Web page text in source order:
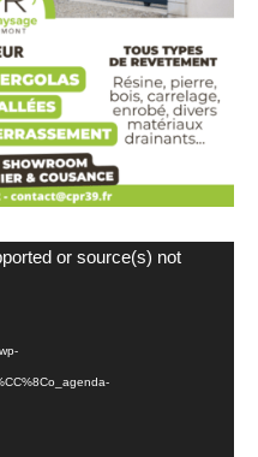
or source(s) not